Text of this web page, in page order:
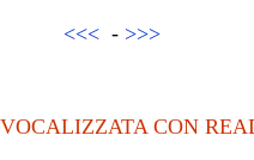
<<< - >>>
CON